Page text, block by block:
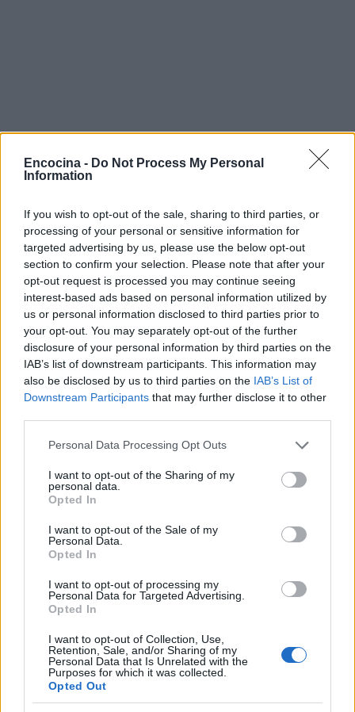
Encocina - Do Not Process My Personal
Information
If you wish to opt-out of the sale, sharing to third parties, or
processing of your personal or sensitive information for
targeted advertising by us, please use the below opt-out
section to confirm your selection. Please note that after your
opt-out request is processed you may continue seeing
interest-based ads based on personal information utilized by
us or personal information disclosed to third parties prior to
your opt-out. You may separately opt-out of the further
disclosure of your personal information by third parties on the
IAB’s list of downstream participants. This information may
also be disclosed by us to third parties on the IAB’s List of
Downstream Participants that may further disclose it to other
Please note that this website/app uses one or more Google
not limited to your visit or usage behaviour. You may click to
grant or deny consent to Google and its third-party tags to
use your data for below specified purposes in below Google
consent section.
Personal Data Processing Opt Outs
I want to opt-out of the Sharing of my
personal data.
Opted In
I want to opt-out of the Sale of my
Personal Data.
Opted In
I want to opt-out of processing my
Personal Data for Targeted Advertising.
Opted In
I want to opt-out of Collection, Use,
Retention, Sale, and/or Sharing of my
Personal Data that Is Unrelated with the
Purposes for which it was collected.
Opted Out
AUTOR
Sigue leyendo
CONSEJOS DE COCINA